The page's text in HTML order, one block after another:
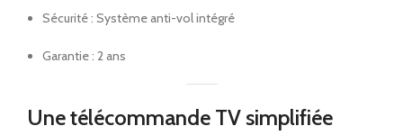
Sécurité : Système anti-vol intégré
Garantie : 2 ans
Une télécommande TV simplifiée